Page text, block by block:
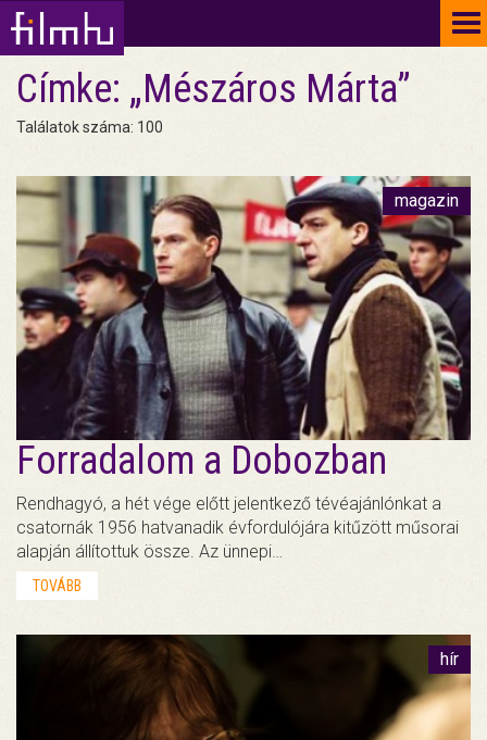
Címke: „Mészáros Márta”
Találatok száma: 100
magazin
Forradalom a Dobozban
Rendhagyó, a hét vége előtt jelentkező tévéajánlónkat a
csatornák 1956 hatvanadik évfordulójára kitűzött műsorai
alapján állítottuk össze. Az ünnepi…
TOVÁBB
hír